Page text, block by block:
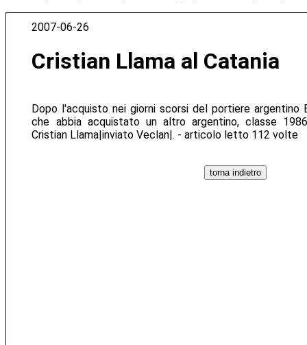
2007-06-26
Cristian Llama al Catania
Dopo l'acquisto nei giorni scorsi del portiere argentino
che abbia acquistato un altro argentino, classe
Cristian Llama|inviato Veclan|. - articolo letto 112 volte